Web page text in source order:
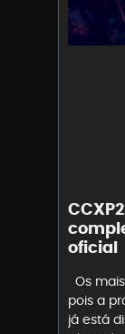
oficial
Os
pois a
já está